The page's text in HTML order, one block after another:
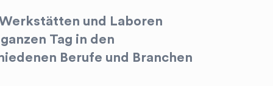
und Laboren
Tag in den
Berufe und Branchen